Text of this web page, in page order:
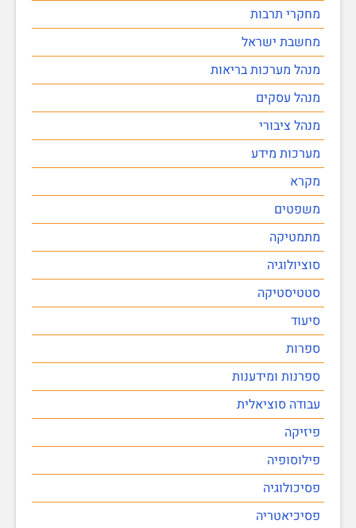
מחקרי תרבות
מחשבת ישראל
מנהל מערכות בריאות
מנהל עסקים
מנהל ציבורי
מערכות מידע
מקרא
משפטים
מתמטיקה
סוציולוגיה
סטטיסטיקה
סיעוד
ספרות
ספרנות ומידענות
עבודה סוציאלית
פיזיקה
פילוסופיה
פסיכולוגיה
פסיכיאטריה